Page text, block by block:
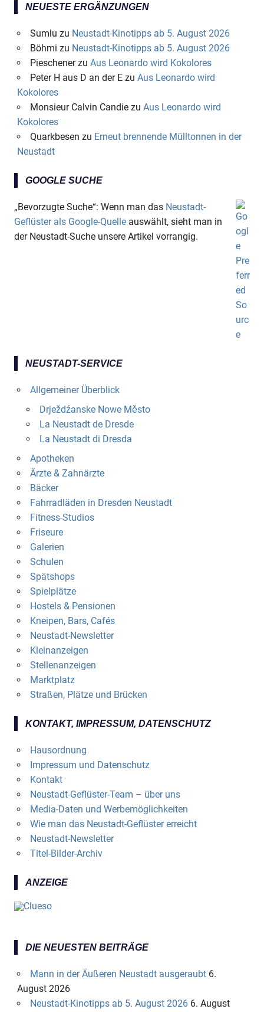
NEUESTE ERGÄNZUNGEN
Sumlu zu Neustadt-Kinotipps ab 5. August 2026
Böhmi zu Neustadt-Kinotipps ab 5. August 2026
Pieschenerzu Aus Leonardo wird Kokolores
Peter H aus D an der Ezu Aus Leonardo wird
Kokolores
Monsieur Calvin Candiezu Aus Leonardo wird
Kokolores
Quarkbesen zu Erneut brennende Mülltonnen in der
Neustadt
GOOGLE SUCHE
„Bevorzugte Suche“: Wenn man das Neustadt-
Geflüster als Google-Quelle auswählt, sieht man in
der Neustadt-Suche unsere Artikel vorrangig.
NEUSTADT-SERVICE
Allgemeiner Überblick
Drježdźanske Nowe Město
La Neustadt de Dresde
La Neustadt di Dresda
Apotheken
Ärzte & Zahnärzte
Bäcker
Fahrradläden in Dresden Neustadt
Fitness-Studios
Friseure
Galerien
Schulen
Spätshops
Spielplätze
Hostels & Pensionen
Kneipen, Bars, Cafés
Neustadt-Newsletter
Kleinanzeigen
Stellenanzeigen
Marktplatz
Straßen, Plätze und Brücken
KONTAKT, IMPRESSUM, DATENSCHUTZ
Hausordnung
Impressum und Datenschutz
Kontakt
Neustadt-Geflüster-Team – über uns
Media-Daten und Werbemöglichkeiten
Wie man das Neustadt-Geflüster erreicht
Neustadt-Newsletter
Titel-Bilder-Archiv
ANZEIGE
DIE NEUESTEN BEITRÄGE
Mann in der Äußeren Neustadt ausgeraubt 6.
August 2026
Neustadt-Kinotipps ab 5. August 2026 6. August